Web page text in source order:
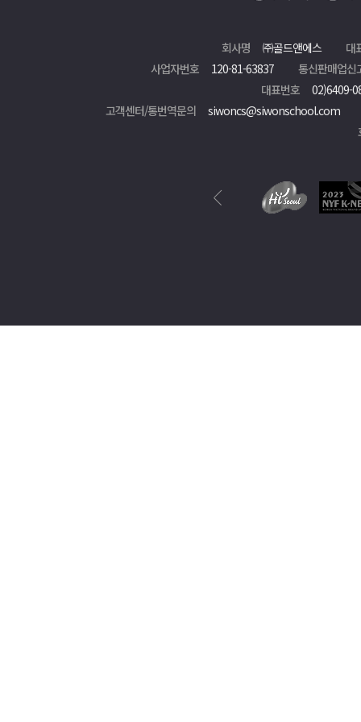
회사명 ㈜골드앤에스
대
사업자번호
120-81-63837
통신판매업신
대표번호
02)6409-
고객센터/통번역문의
siwoncs@siwonschool.com